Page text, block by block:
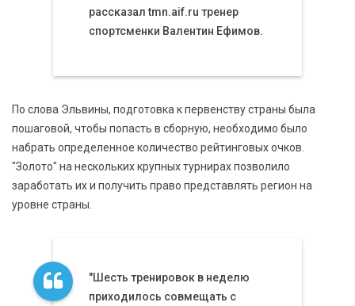
рассказал tmn.aif.ru тренер
спортсменки Валентин Ефимов.
По слова Эльвины, подготовка к первенству страны была
пошаговой, чтобы попасть в сборную, необходимо было
набрать определенное количество рейтинговых очков.
"Золото" на нескольких крупных турнирах позволило
заработать их и получить право представлять регион на
уровне страны.
"Шесть тренировок в неделю
приходилось совмещать с